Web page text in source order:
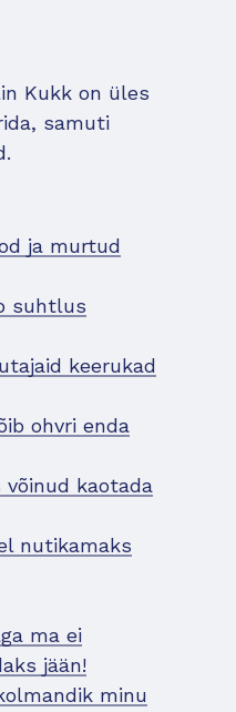
Kukk on üles
samuti
ja murtud
suhtlus
keerukad
ohvri enda
võinud kaotada
nutikamaks
ma ei
jään!
minu